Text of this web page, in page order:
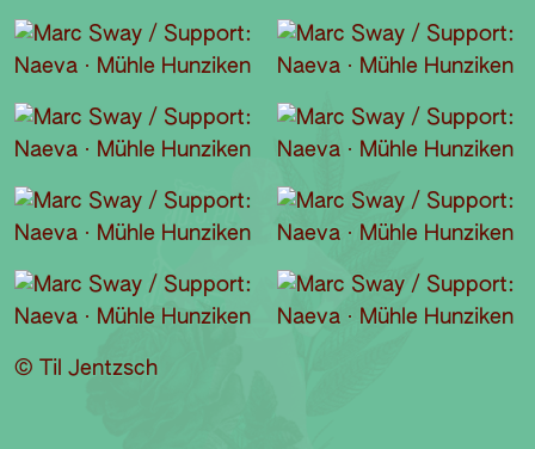
© Til Jentzsch